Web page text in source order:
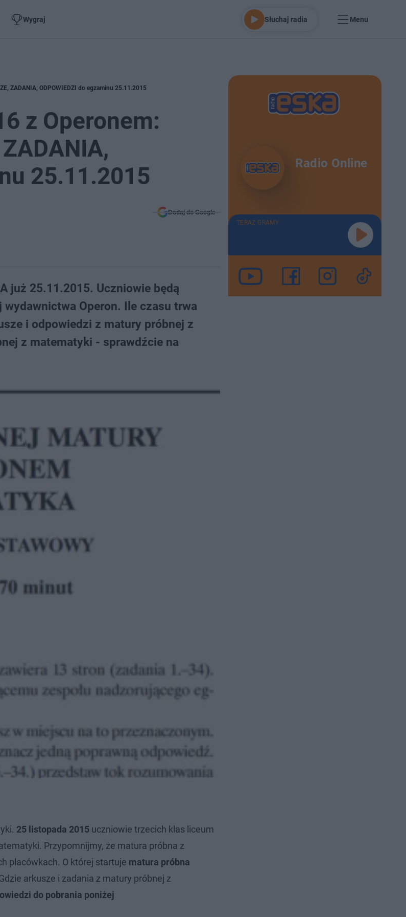
Wygraj Słuchaj radia Menu
ZADANIA, ODPOWIEDZI do egzaminu 25.11.2015
z Operonem:
25.11.2015
Dodaj do Google
już 25.11.2015. Uczniowie będą
Operon. Ile czasu trwa
i odpowiedzi z matury próbnej z
z matematyki - sprawdźcie na
25 listopada 2015 uczniowie trzecich klas liceum
Przypomnijmy, że matura próbna z
placówkach. O której startuje matura próbna
arkusze i zadania z matury próbnej z
do pobrania poniżej
Radio Online
TERAZ GRAMY